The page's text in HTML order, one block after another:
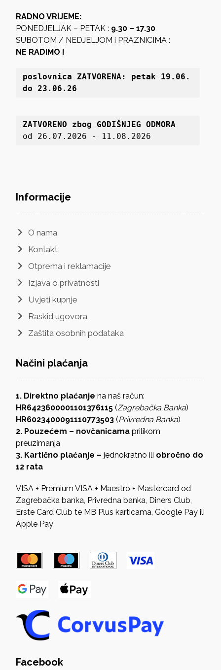
RADNO VRIJEME:
PONEDJELJAK – PETAK : 9.30 – 17.30
SUBOTOM / NEDJELJOM i PRAZNICIMA :
NE RADIMO !
poslovnica ZATVORENA: petak 19 .06.
do 23.06.26
ZATVORENO zbog GODIŠNJEG ODMORA
od 26.07.2026 - 11.08.2026
Informacije
O nama
Kontakt
Otprema i reklamacije
Izjava o privatnosti
Uvjeti kupnje
Raskid ugovora
Zaštita osobnih podataka
Načini plaćanja
1. Direktno plaćanje na naš račun:
HR6423600001101376115(Zagrebačka Banka)
HR6023400091110773503(Privredna Banka)
2. Pouzećem – novčanicamaprilikom
preuzimanja
3. Kartično plaćanje –jednokratno ili obročno do
12 rata
VISA + Premium VISA + Maestro + Mastercard od
Zagrebačka banka, Privredna banka, Diners Club,
Erste Card Club te MB Plus karticama, Google Pay ili
Apple Pay
Facebook